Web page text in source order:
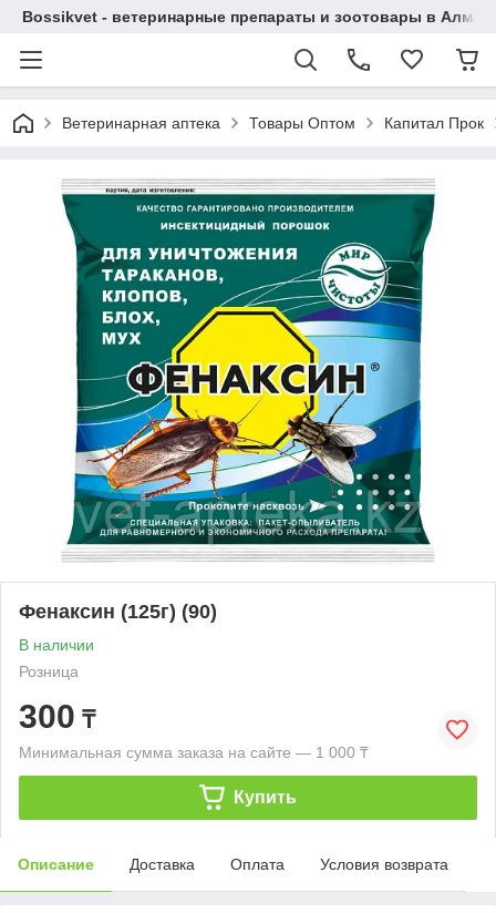
Bossikvet - ветеринарные препараты и зоотовары в
Ветеринарная аптека Товары Оптом Капитал Прок
Фенаксин (125г) (90)
В наличии
Розница
300 ₸
Минимальная сумма заказа на сайте — 1 000 ₸
Купить
Описание Доставка Оплата Условия возврата